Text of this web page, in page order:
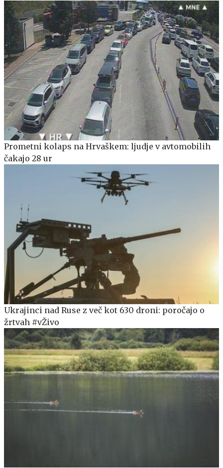
Prometni kolaps na Hrvaškem: ljudje v avtomobilih
čakajo 28 ur
Ukrajinci nad Ruse z več kot 630 droni: poročajo o
žrtvah #vŽivo